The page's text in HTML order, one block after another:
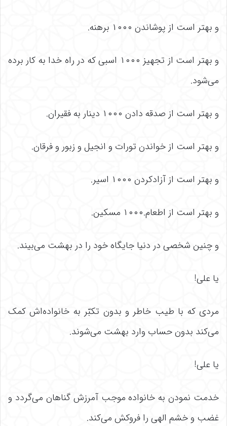
و بهتر است از پوشاندن ۱۰۰۰ برهنه.
و بهتر است از تجهیز ۱۰۰۰ اسبی که در راه خدا به کار برده
می‌شود.
و بهتر است از صدقه دادن ۱۰۰۰ دینار به فقیران.
و بهتر است از خواندن تورات و انجیل و زبور و فرقان.
و بهتر است از آزادکردن ۱۰۰۰ اسیر.
و بهتر است از اطعام.۱۰۰۰ مسکین.
و چنین شخصی در دنیا جایگاه خود را در بهشت می‌بیند.
یا علی!
مردی که با طیب خاطر و بدون تکبّر به خانواده‌اش کمک
می‌کند بدون حساب وارد بهشت می‌شوند.
یا علی!
خدمت نمودن به خانواده موجب آمرزش گناهان می‌گردد و
غضب و خشم الهی را فروکش می‌کند.